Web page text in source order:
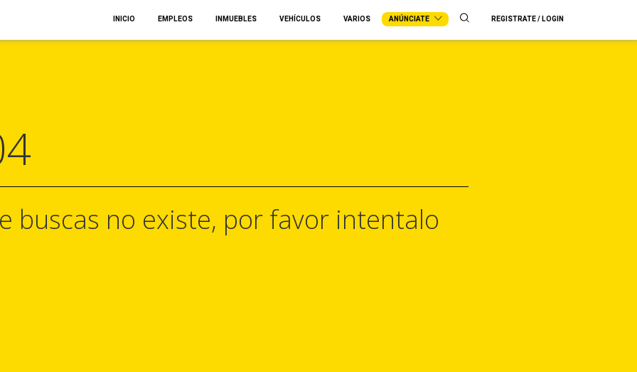
INICIO EMPLEOS INMUEBLES VEHÍCULOS VARIOS ANÚNCIATE REGISTRATE / LOGIN
buscas no existe, por favor intentalo